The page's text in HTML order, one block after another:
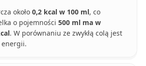
około 0,2 kcal w 100 ml, co
o pojemności 500 ml ma w
. W porównaniu ze zwykłą colą jest
energii.